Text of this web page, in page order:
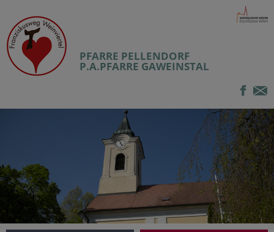
PFARRE PELLENDORF
P.A.PFARRE GAWEINSTAL